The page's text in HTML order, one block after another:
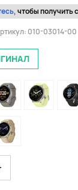
чтобы получить
010-03014-00